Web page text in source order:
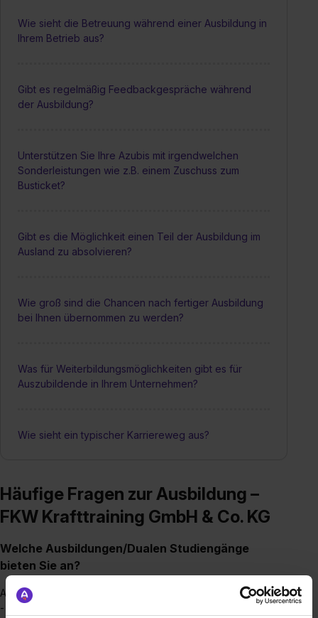
Wie sieht die Betreuung während einer Ausbildung in
Ihrem Betrieb aus?
Gibt es regelmäßig Feedbackgespräche während
der Ausbildung?
Unterstützen Sie Ihre Azubis mit irgendwelchen
Sonderleistungen wie z.B. einem Zuschuss zum
Busticket?
Gibt es die Möglichkeit einen Teil der Ausbildung im
Ausland zu absolvieren?
Wie groß sind die Chancen nach fertiger Ausbildung
bei Ihnen übernommen zu werden?
Was für Weiterbildungsmöglichkeiten gibt es für
Auszubildende in Ihrem Unternehmen?
Wie sieht ein typischer Karriereweg aus?
Häufige Fragen zur Ausbildung –
FKW Krafttraining GmbH & Co. KG
Welche Ausbildungen/Dualen Studiengänge
bieten Sie an?
Ausbildung:
- Sport- und Fitnesskaufmann/-frau